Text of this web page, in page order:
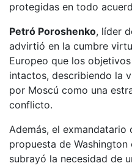
protegidas en todo
Petró Poroshenko, líder
advirtió en la cumbre
Europeo que los
intactos, describiendo la
por Moscú como una
conflicto.
Además, el exmandatario
propuesta de
subrayó la necesidad de